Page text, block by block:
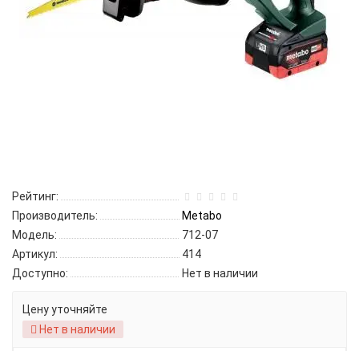
Рейтинг:
Производитель:
Metabo
Модель:
712-07
Артикул:
414
Доступно:
Нет в наличии
Цену уточняйте
Нет в наличии